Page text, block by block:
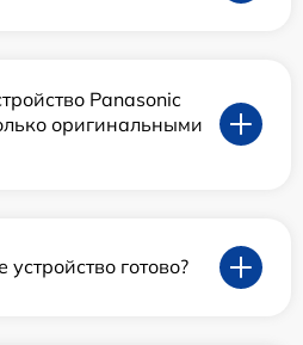
Panasonic
оригинальными
готово?